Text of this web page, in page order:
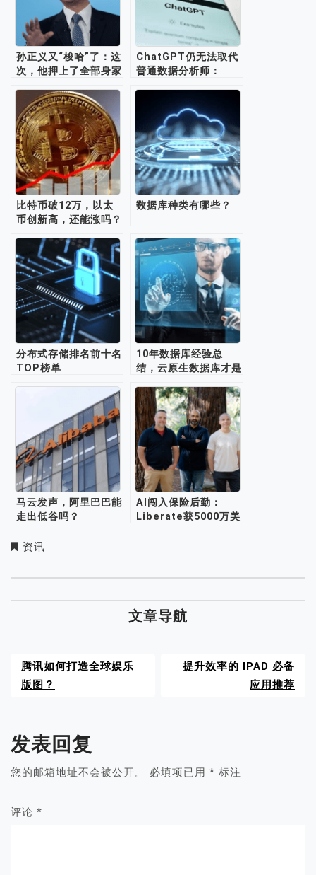
孙正义又“梭哈”了：这
次，他押上了全部身家
ChatGPT仍无法取代
普通数据分析师：
比特币破12万，以太
币创新高，还能涨吗？
数据库种类有哪些？
分布式存储排名前十名
TOP榜单
10年数据库经验总
结，云原生数据库才是
马云发声，阿里巴巴能
走出低谷吗？
AI闯入保险后勤：
Liberate获5000万美
资讯
文章导航
腾讯如何打造全球娱乐
版图？
提升效率的 IPAD 必备
应用推荐
发表回复
您的邮箱地址不会被公开。 必填项已用 * 标注
评论 *